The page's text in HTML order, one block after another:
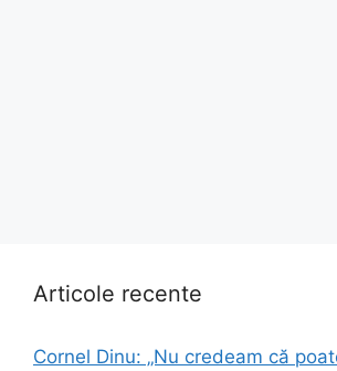
Articole recente
Cornel Dinu: „Nu credeam că